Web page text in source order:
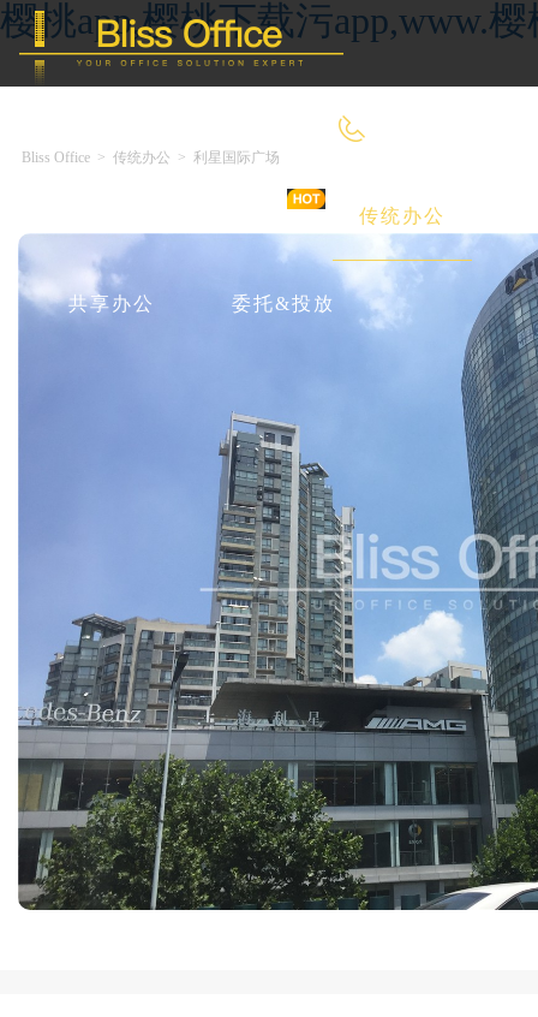
樱桃app,樱桃下载污app,www.
传统办公
共享办公 委托&投放
Bliss Office > 传统办公 > 利星国际广场